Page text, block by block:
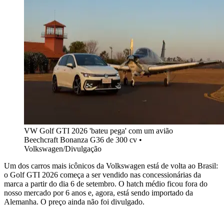
VW Golf GTI 2026 'bateu pega' com um avião
Beechcraft Bonanza G36 de 300 cv •
Volkswagen/Divulgação
Um dos carros mais icônicos da Volkswagen está de volta ao Brasil:
o Golf GTI 2026 começa a ser vendido nas concessionárias da
marca a partir do dia 6 de setembro. O hatch médio ficou fora do
nosso mercado por 6 anos e, agora, está sendo importado da
Alemanha. O preço ainda não foi divulgado.